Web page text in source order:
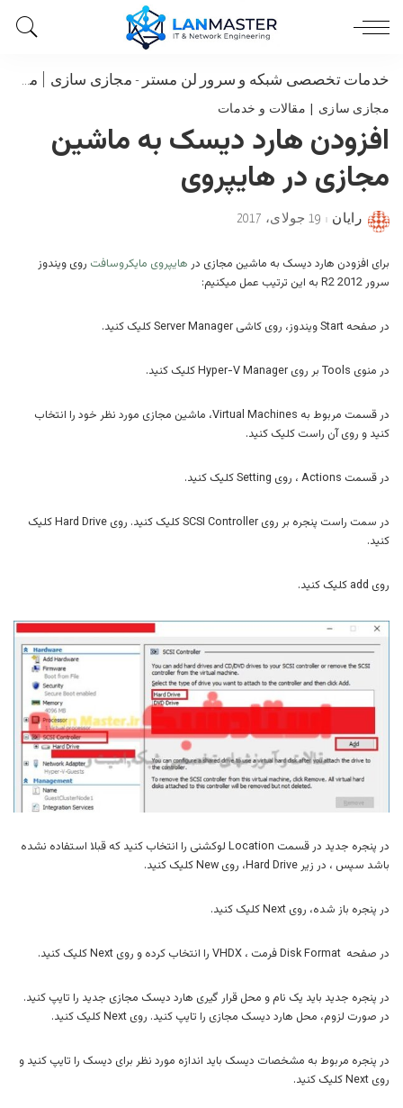
خدمات تخصصی شبکه و سرور لن مستر - مجازی سازی | مقالات و خدمات
مجازی سازی | مقالات و خدمات
افزودن هارد دیسک به ماشین
مجازی در هایپروی
Posted
رایان 19 جولای، 2017
برای افزودن هارد دیسک به ماشین مجازی در هایپروی مایکروسافت روی ویندوز
سرور 2012 R2 به این ترتیب عمل میکنیم:
در صفحه Start ویندوز، روی کاشی Server Manager کلیک کنید.
در منوی Tools بر روی Hyper-V Manager کلیک کنید.
در قسمت مربوط به Virtual Machines، ماشین مجازی مورد نظر خود را انتخاب
کنید و روی آن راست کلیک کنید.
در قسمت Actions ، روی Setting کلیک کنید.
در سمت راست پنجره بر روی SCSI Controller کلیک کنید. روی Hard Drive کلیک
کنید.
روی add کلیک کنید.
در پنجره جدید در قسمت Location لوکشنی را انتخاب کنید که قبلا استفاده نشده
باشد سپس ، در زیر Hard Drive، روی New کلیک کنید.
در پنجره باز شده، روی Next کلیک کنید.
در صفحه Disk Format فرمت ، VHDX را انتخاب کرده و روی Next کلیک کنید.
در پنجره جدید باید یک نام و محل قرار گیری هارد دیسک مجازی جدید را تایپ کنید.
در صورت لزوم، محل هارد دیسک مجازی را تایپ کنید. روی Next کلیک کنید.
در پنجره مربوط به مشخصات دیسک باید اندازه مورد نظر برای دیسک را تایپ کنید و
روی Next کلیک کنید.